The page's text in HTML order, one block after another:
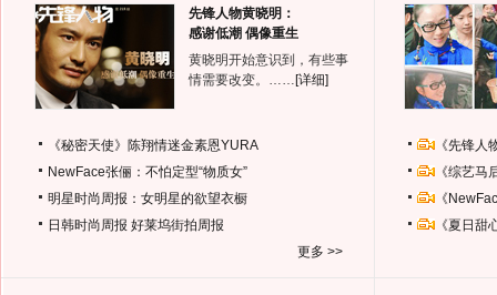
先锋人物黄晓明：
感谢低潮 偶像重生
黄晓明开始意识到，有些事
情需要改变。…… [详细]
《秘密天使》陈翔情迷金素恩YURA
NewFace张俪：不怕定型“物质女”
明星时尚周报：女明星的欲望衣橱
日韩时尚周报 好莱坞街拍周报
更多 >>
《先锋
《综艺
《
《夏日